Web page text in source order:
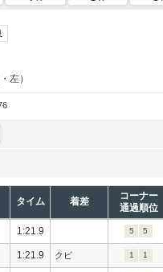
左）
タイム 着差
コーナー
通過順位
1:21.9 5 5
1:21.9 クビ 1 1